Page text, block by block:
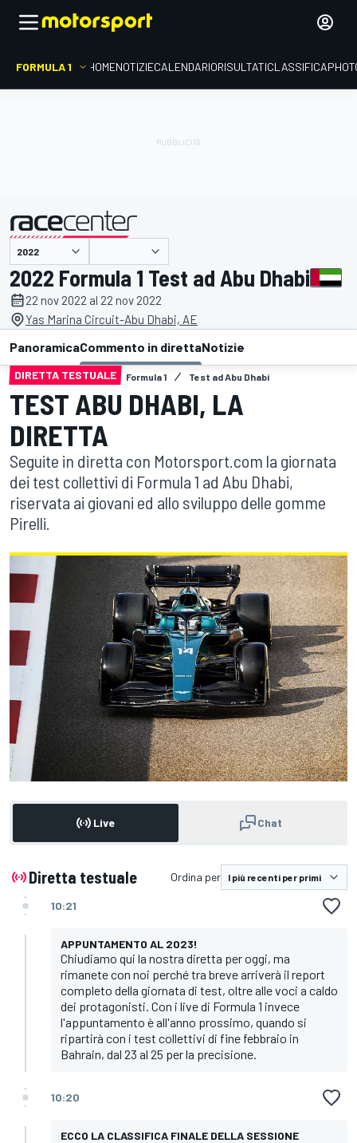
FORMULA 1 HOMENOTIZIECALENDARIORISULTATICLASSIFICA
2022 Formula 1 Test ad Abu Dhabi
22 nov 2022 al 22 nov 2022
Yas Marina Circuit-Abu Dhabi, AE
PanoramicaCommento in direttaNotizie
DIRETTA TESTUALE Formula 1 Test ad Abu Dhabi
TEST ABU DHABI, LA
DIRETTA
Seguite in diretta con Motorsport.com la giornata
dei test collettivi di Formula 1 ad Abu Dhabi,
riservata ai giovani ed allo sviluppo delle gomme
Pirelli.
Live Chat
Diretta testuale Ordina per
10:21
APPUNTAMENTO AL 2023!
Chiudiamo qui la nostra diretta per oggi, ma
rimanete con noi perché tra breve arriverà il report
completo della giornata di test, oltre alle voci a caldo
dei protagonisti. Con i live di Formula 1 invece
l'appuntamento è all'anno prossimo, quando si
ripartirà con i test collettivi di fine febbraio in
Bahrain, dal 23 al 25 per la precisione.
10:20
ECCO LA CLASSIFICA FINALE DELLA SESSIONE